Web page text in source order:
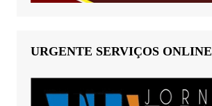
URGENTE SERVIÇOS ONLINE